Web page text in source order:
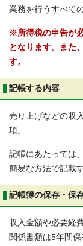
業務を行うすべての
※所得税の申告が
となります。また
す。
記帳する内容
売り上げなどの収
項。
記帳にあたっては
簡易な方法で記載
記帳簿の保存・保
収入金額や必要経
関係書類は5年間保